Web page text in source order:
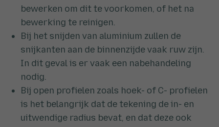
bewerken om dit te voorkomen, of het na
bewerking te reinigen.
Bij het snijden van aluminium zullen de
snijkanten aan de binnenzijde vaak ruw zijn.
In dit geval is er vaak een nabehandeling
nodig.
Bij open profielen zoals hoek- of C- profielen
is het belangrijk dat de tekening de in- en
uitwendige radius bevat, en dat deze ook